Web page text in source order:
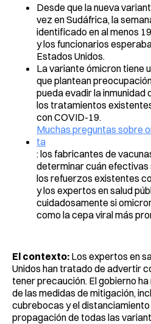
Desde que la nueva
vez en Sudáfrica, la
identificado en al menos
y los funcionarios
Estados Unidos.
La variante ómicron tiene
que plantean
pueda evadir la inmunidad
los tratamientos
con COVID-19.
Muchas preguntas sobre
ta
: los fabricantes de
determinar cuán efectivas
los refuerzos existentes
y los expertos en salud
cuidadosamente si
como la cepa viral más
El contexto: Los expertos en
Unidos han tratado de advertir
tener precaución. El gobierno
de las medidas de mitigación,
cubrebocas y el
propagación de todas las